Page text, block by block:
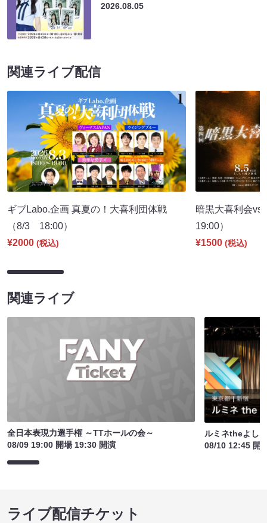
2026.08.05
関連ライブ配信
ギブLabo.企画 真夏の！大喜利団体戦
（8/3 18:00）
¥2000 (税込)
暗黒大喜利会
19:00）
¥1500 (税込)
関連ライブ
全日本表現力選手権 ～TTホールの会～
08/09 19:00 開場 19:30 開演
ルミネtheよし
08/10 12:45 開
ライブ配信チケット